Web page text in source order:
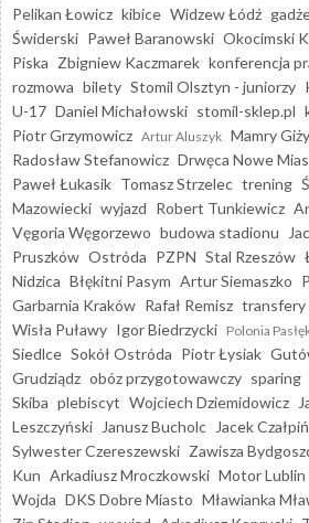
Pelikan Łowicz kibice Widzew Łódź
Świderski Paweł Baranowski Okocimski
Piska Zbigniew Kaczmarek konferencja
rozmowa bilety Stomil Olsztyn - juniorzy
U-17 Daniel Michałowski stomil-sklep.pl
Piotr Grzymowicz Artur Aluszyk Mamry
Radosław Stefanowicz Drwęca Nowe
Paweł Łukasik Tomasz Strzelec trening
Mazowiecki wyjazd Robert Tunkiewicz
Vęgoria Węgorzewo budowa stadionu
Pruszków Ostróda PZPN Stal Rzeszów
Nidzica Błękitni Pasym Artur Siemaszko
Garbarnia Kraków Rafał Remisz transfery
Wisła Puławy Igor Biedrzycki Polonia
Siedlce Sokół Ostróda Piotr Łysiak
Grudziądz obóz przygotowawczy sparing
Skiba plebiscyt Wojciech Dziemidowicz
Leszczyński
Janusz Bucholc Jacek
Sylwester Czereszewski Zawisza
Kun Arkadiusz Mroczkowski Motor Lublin
Wojda DKS Dobre Miasto Mławianka